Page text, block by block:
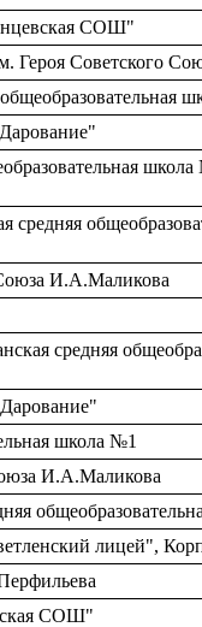
СОШ"
Героя Советского
средняя
И.А.Маликова
средняя
школа №1
И.А.Маликова
лицей",
СОШ"